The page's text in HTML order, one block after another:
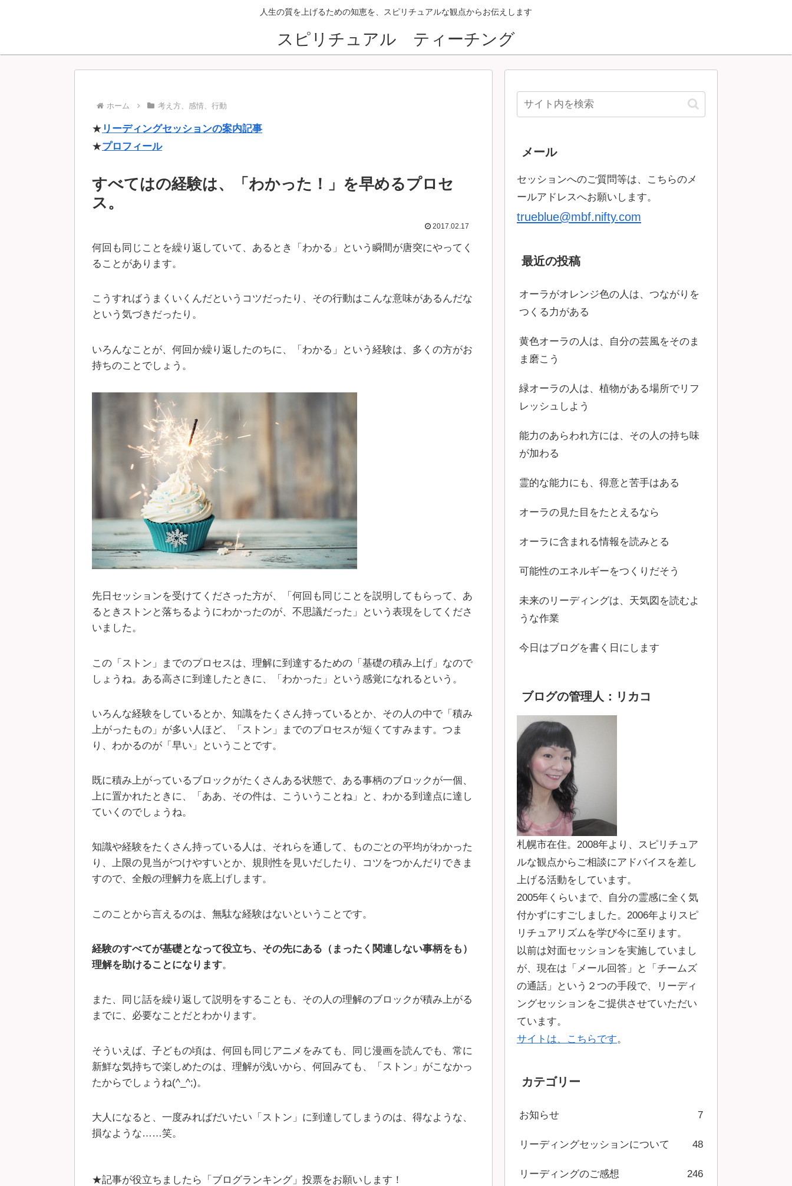
人生の質を上げるための知恵を、スピリチュアルな観点からお伝えします
スピリチュアル ティーチング
ホーム 考え方、感情、行動
★ リーディングセッションの案内記事
★プロフィール
すべてはの経験は、「わかった！」を早めるプロセ
ス。
2017.02.17
何回も同じことを繰り返していて、あるとき「わかる」という瞬間が唐突にやってく
ることがあります。
こうすればうまくいくんだというコツだったり、その行動はこんな意味があるんだな
という気づきだったり。
いろんなことが、何回か繰り返したのちに、「わかる」という経験は、多くの方がお
持ちのことでしょう。
先日セッションを受けてくださった方が、「何回も同じことを説明してもらって、あ
るときストンと落ちるようにわかったのが、不思議だった」という表現をしてくださ
いました。
この「ストン」までのプロセスは、理解に到達するための「基礎の積み上げ」なので
しょうね。ある高さに到達したときに、「わかった」という感覚になれるという。
いろんな経験をしているとか、知識をたくさん持っているとか、その人の中で「積み
上がったもの」が多い人ほど、「ストン」までのプロセスが短くてすみます。つま
り、わかるのが「早い」ということです。
既に積み上がっているブロックがたくさんある状態で、ある事柄のブロックが一個、
上に置かれたときに、「ああ、その件は、こういうことね」と、わかる到達点に達し
ていくのでしょうね。
知識や経験をたくさん持っている人は、それらを通して、ものごとの平均がわかった
り、上限の見当がつけやすいとか、規則性を見いだしたり、コツをつかんだりできま
すので、全般の理解力を底上げします。
このことから言えるのは、無駄な経験はないということです。
経験のすべてが基礎となって役立ち、その先にある（まったく関連しない事柄をも）
理解を助けることになります。
また、同じ話を繰り返して説明をすることも、その人の理解のブロックが積み上がる
までに、必要なことだとわかります。
そういえば、子どもの頃は、何回も同じアニメをみても、同じ漫画を読んでも、常に
新鮮な気持ちで楽しめたのは、理解が浅いから、何回みても、「ストン」がこなかっ
たからでしょうね(^_^;)。
大人になると、一度みればだいたい「ストン」に到達してしまうのは、得なような、
損なような……笑。
★記事が役立ちましたら「ブログランキング」投票をお願いします！
メール
セッションへのご質問等は、こちらのメ
ールアドレスへお願いします。
trueblue@mbf.nifty.com
最近の投稿
オーラがオレンジ色の人は、つながりを
つくる力がある
黄色オーラの人は、自分の芸風をそのま
ま磨こう
緑オーラの人は、植物がある場所でリフ
レッシュしよう
能力のあらわれ方には、その人の持ち味
が加わる
霊的な能力にも、得意と苦手はある
オーラの見た目をたとえるなら
オーラに含まれる情報を読みとる
可能性のエネルギーをつくりだそう
未来のリーディングは、天気図を読むよ
うな作業
今日はブログを書く日にします
ブログの管理人：リカコ
札幌市在住。2008年より、スピリチュア
ルな観点からご相談にアドバイスを差し
上げる活動をしています。
2005年くらいまで、自分の霊感に全く気
付かずにすごしました。2006年よりスピ
リチュアリズムを学び今に至ります。
以前は対面セッションを実施していまし
が、現在は「メール回答」と「チームズ
の通話」という２つの手段で、リーディ
ングセッションをご提供させていただい
ています。
サイトは、こちらです。
カテゴリー
お知らせ 7
リーディングセッションについて 48
リーディングのご感想 246